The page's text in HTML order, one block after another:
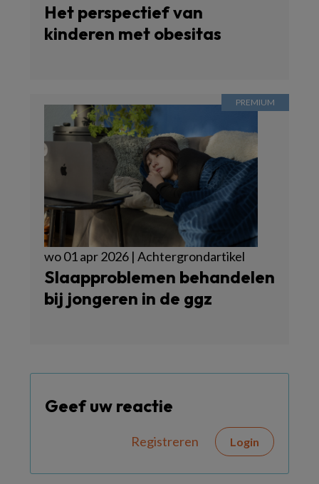
Het perspectief van
kinderen met obesitas
wo 01 apr 2026 | Achtergrondartikel
Slaapproblemen behandelen
bij jongeren in de ggz
Geef uw reactie
Registreren Login